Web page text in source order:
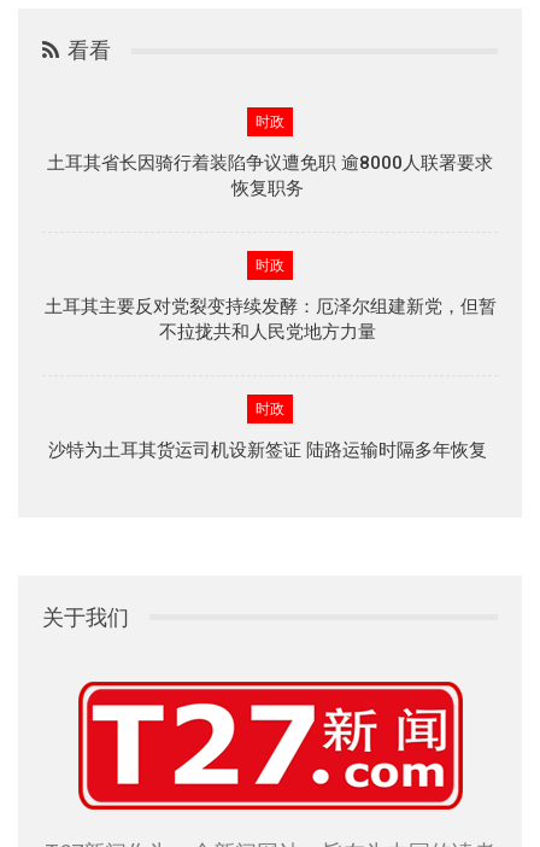
看看
时政
土耳其省长因骑行着装陷争议遭免职 逾8000人联署要求
恢复职务
时政
土耳其主要反对党裂变持续发酵：厄泽尔组建新党，但暂
不拉拢共和人民党地方力量
时政
沙特为土耳其货运司机设新签证 陆路运输时隔多年恢复
关于我们